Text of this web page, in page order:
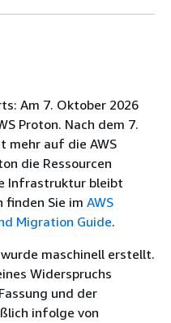
Am 7. Oktober 2026
Proton. Nach dem 7.
mehr auf die AWS
die Ressourcen
Infrastruktur bleibt
Sie im AWS
Migration Guide.
maschinell erstellt.
Widerspruchs
und der
infolge von